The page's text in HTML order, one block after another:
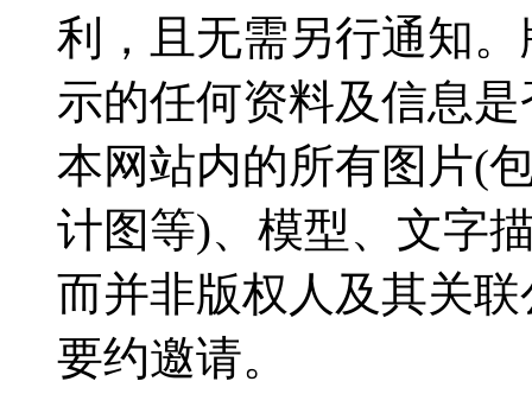
利，且无需另行通知
示的任何资料及信息
本网站内的所有图片(
计图等)、模型、文字
而并非版权人及其关
要约邀请。